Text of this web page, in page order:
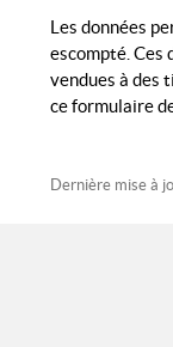
Les données
escompté. Ces
vendues à des
ce formulaire
Dernière mise à